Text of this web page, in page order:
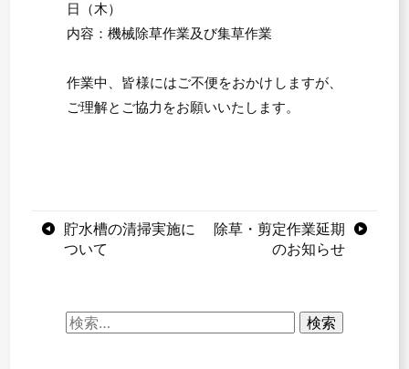
日（木）
内容：機械除草作業及び集草作業
作業中、皆様にはご不便をおかけしますが、
ご理解とご協力をお願いいたします。
投 貯水槽の清掃実施に
ついて
除草・剪定作業延期
のお知らせ
検